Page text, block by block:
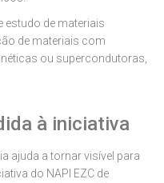
estudo de materiais
de materiais com
ou supercondutoras,
à iniciativa
ajuda a tornar visível para
do NAPI EZC de